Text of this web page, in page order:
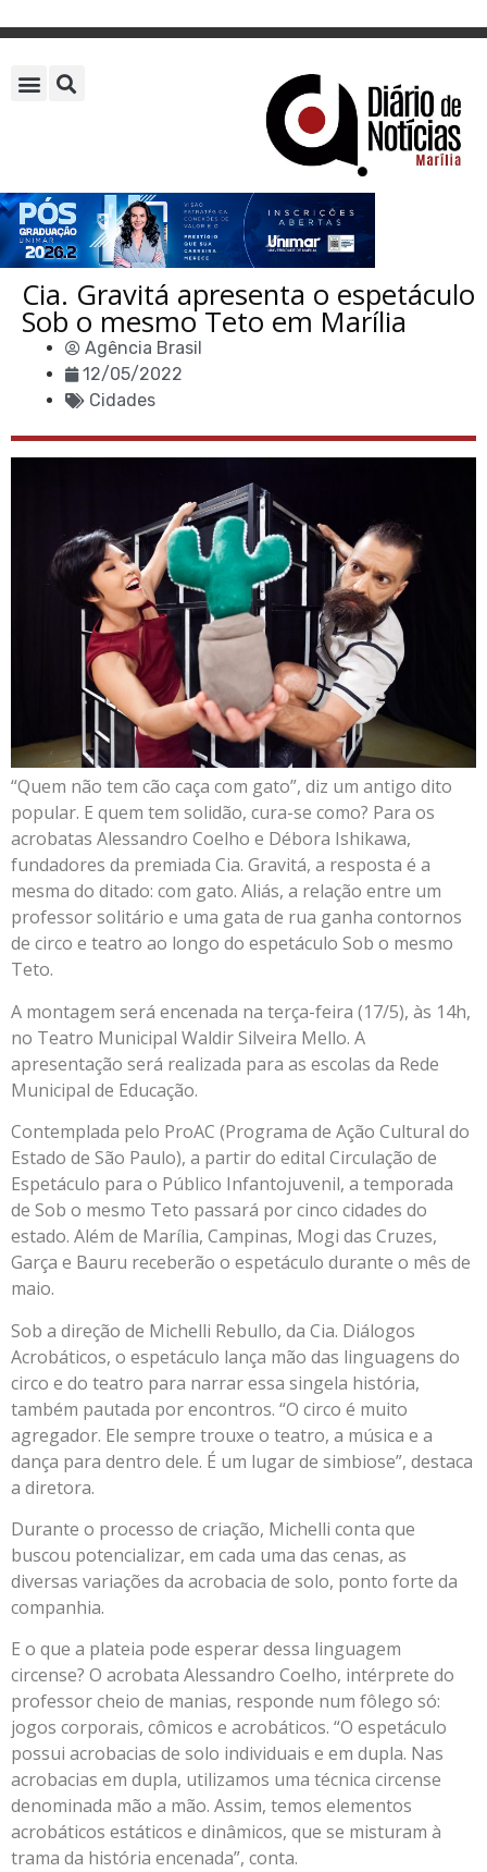
Cia. Gravitá apresenta o espetáculo
Sob o mesmo Teto em Marília
Agência Brasil
12/05/2022
Cidades
“Quem não tem cão caça com gato”, diz um antigo dito
popular. E quem tem solidão, cura-se como? Para os
acrobatas Alessandro Coelho e Débora Ishikawa,
fundadores da premiada Cia. Gravitá, a resposta é a
mesma do ditado: com gato. Aliás, a relação entre um
professor solitário e uma gata de rua ganha contornos
de circo e teatro ao longo do espetáculo Sob o mesmo
Teto.
A montagem será encenada na terça-feira (17/5), às 14h,
no Teatro Municipal Waldir Silveira Mello. A
apresentação será realizada para as escolas da Rede
Municipal de Educação.
Contemplada pelo ProAC (Programa de Ação Cultural do
Estado de São Paulo), a partir do edital Circulação de
Espetáculo para o Público Infantojuvenil, a temporada
de Sob o mesmo Teto passará por cinco cidades do
estado. Além de Marília, Campinas, Mogi das Cruzes,
Garça e Bauru receberão o espetáculo durante o mês de
maio.
Sob a direção de Michelli Rebullo, da Cia. Diálogos
Acrobáticos, o espetáculo lança mão das linguagens do
circo e do teatro para narrar essa singela história,
também pautada por encontros. “O circo é muito
agregador. Ele sempre trouxe o teatro, a música e a
dança para dentro dele. É um lugar de simbiose”, destaca
a diretora.
Durante o processo de criação, Michelli conta que
buscou potencializar, em cada uma das cenas, as
diversas variações da acrobacia de solo, ponto forte da
companhia.
E o que a plateia pode esperar dessa linguagem
circense? O acrobata Alessandro Coelho, intérprete do
professor cheio de manias, responde num fôlego só:
jogos corporais, cômicos e acrobáticos. “O espetáculo
possui acrobacias de solo individuais e em dupla. Nas
acrobacias em dupla, utilizamos uma técnica circense
denominada mão a mão. Assim, temos elementos
acrobáticos estáticos e dinâmicos, que se misturam à
trama da história encenada”, conta.